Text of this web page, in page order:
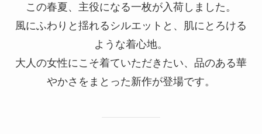
この春夏、主役になる一枚が入荷しました。
風にふわりと揺れるシルエットと、肌にとろける
ような着心地。
大人の女性にこそ着ていただきたい、品のある華
やかさをまとった新作が登場です。